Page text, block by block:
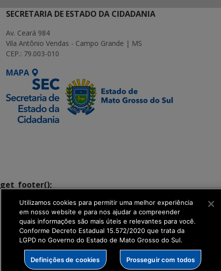
SECRETARIA DE ESTADO DA CIDADANIA
Av. Ceará 984
Vila Antônio Vendas - Campo Grande | MS
CEP.: 79.003-010
MAPA
get_footer();
Utilizamos cookies para permitir uma melhor experiência
em nosso website e para nos ajudar a compreender
quais informações são mais úteis e relevantes para você.
Conforme Decreto Estadual 15.572/2020 que trata da
LGPD no Governo do Estado de Mato Grosso do Sul.
Definições de cookies Prosseguir com todos